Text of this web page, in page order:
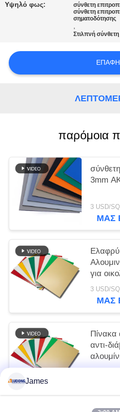
SITEMAP
ΑΠΟΡΡΉΤΟΥ
Υψηλό φως: σύνθετη
σύνθετη
σηματοδότησης
,
Στιλπνή
παρόμοια
3mm
3 USD/
ΜΑΣ
για
του
3 USD/
ΜΑΣ
αντι-
James